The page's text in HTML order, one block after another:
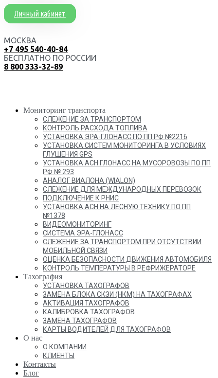
Личный кабинет
МОСКВА
+7 495 540-40-84
БЕСПЛАТНО ПО РОССИИ
8 800 333-32-89
Мониторинг транспорта
СЛЕЖЕНИЕ ЗА ТРАНСПОРТОМ
КОНТРОЛЬ РАСХОДА ТОПЛИВА
УСТАНОВКА ЭРА-ГЛОНАСС ПО ПП РФ №2216
УСТАНОВКА СИСТЕМ МОНИТОРИНГА В УСЛОВИЯХ
ГЛУШЕНИЯ GPS
УСТАНОВКА АСН ГЛОНАСС НА МУСОРОВОЗЫ ПО ПП
РФ № 293
АНАЛОГ ВИАЛОНА (WIALON)
СЛЕЖЕНИЕ ДЛЯ МЕЖДУНАРОДНЫХ ПЕРЕВОЗОК
ПОДКЛЮЧЕНИЕ К РНИС
УСТАНОВКА АСН НА ЛЕСНУЮ ТЕХНИКУ ПО ПП
№1378
ВИДЕОМОНИТОРИНГ
СИСТЕМА ЭРА-ГЛОНАСС
СЛЕЖЕНИЕ ЗА ТРАНСПОРТОМ ПРИ ОТСУТСТВИИ
МОБИЛЬНОЙ СВЯЗИ
ОЦЕНКА БЕЗОПАСНОСТИ ДВИЖЕНИЯ АВТОМОБИЛЯ
КОНТРОЛЬ ТЕМПЕРАТУРЫ В РЕФРИЖЕРАТОРЕ
Тахография
УСТАНОВКА ТАХОГРАФОВ
ЗАМЕНА БЛОКА СКЗИ (НКМ) НА ТАХОГРАФАХ
АКТИВАЦИЯ ТАХОГРАФОВ
КАЛИБРОВКА ТАХОГРАФОВ
ЗАМЕНА ТАХОГРАФОВ
КАРТЫ ВОДИТЕЛЕЙ ДЛЯ ТАХОГРАФОВ
О нас
О КОМПАНИИ
КЛИЕНТЫ
Контакты
Блог